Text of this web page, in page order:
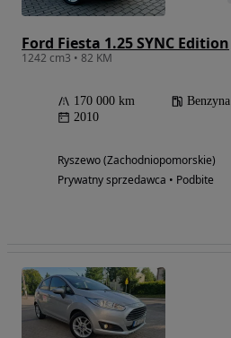
Ford Fiesta 1.25 SYNC Edition
1242 cm3 • 82 KM
170 000 km Benzyna
2010
Ryszewo (Zachodniopomorskie)
Prywatny sprzedawca • Podbite